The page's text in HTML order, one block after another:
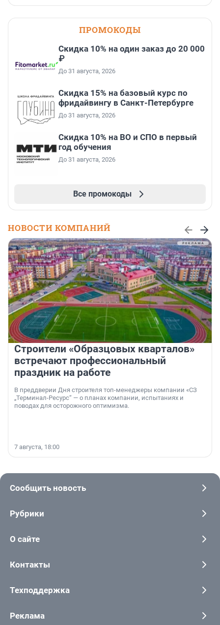
ПРОМОКОДЫ
Скидка 10% на один заказ до 20 000
₽
До 31 августа, 2026
Скидка 15% на базовый курс по
фридайвингу в Санкт-Петербурге
До 31 августа, 2026
Скидка 10% на ВО и СПО в первый
год обучения
До 31 августа, 2026
Все промокоды
НОВОСТИ КОМПАНИЙ
Строители «Образцовых кварталов»
встречают профессиональный
праздник на работе
В преддверии Дня строителя топ-менеджеры компании «СЗ
„Терминал-Ресурс“ — о планах компании, испытаниях и
поводах для осторожного оптимизма.
7 августа, 18:00
Сообщить новость
Рубрики
О сайте
Контакты
Техподдержка
Реклама